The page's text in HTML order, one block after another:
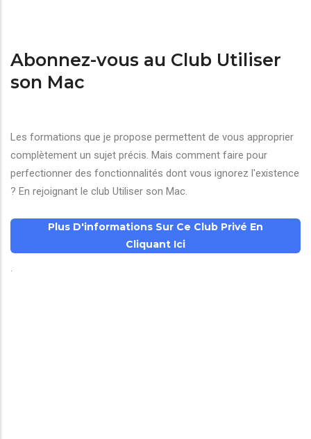
Abonnez-vous au Club Utiliser
son Mac
Les formations que je propose permettent de vous approprier
complètement un sujet précis. Mais comment faire pour
perfectionner des fonctionnalités dont vous ignorez l'existence
? En rejoignant le club Utiliser son Mac.
Plus D'informations Sur Ce Club Privé En
Cliquant Ici
.